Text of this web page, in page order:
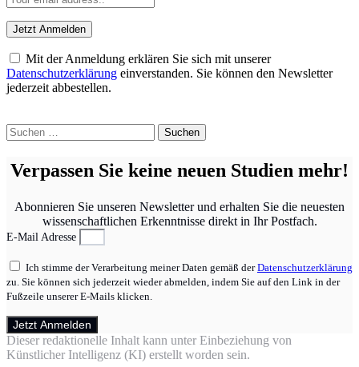
Mit der Anmeldung erklären Sie sich mit unserer
Datenschutzerklärung einverstanden. Sie können den Newsletter
jederzeit abbestellen.
Suchen
nach:
Verpassen Sie keine neuen Studien mehr!
Abonnieren Sie unseren Newsletter und erhalten Sie die neuesten
wissenschaftlichen Erkenntnisse direkt in Ihr Postfach.
E-Mail Adresse
Ich stimme der Verarbeitung meiner Daten gemäß derDatenschutzerklärung
zu. Sie können sich jederzeit wieder abmelden, indem Sie auf den Link in der
Fußzeile unserer E-Mails klicken.
Jetzt Anmelden
Dieser redaktionelle Inhalt kann unter Einbeziehung von
Künstlicher Intelligenz (KI) erstellt worden sein.